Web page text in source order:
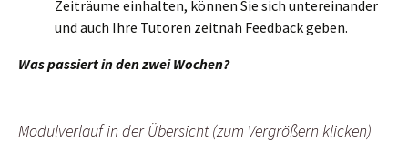
Zeiträume einhalten, können Sie sich untereinander
und auch Ihre Tutoren zeitnah Feedback geben.
Was passiert in den zwei Wochen?
Modulverlauf in der Übersicht (zum Vergrößern klicken)